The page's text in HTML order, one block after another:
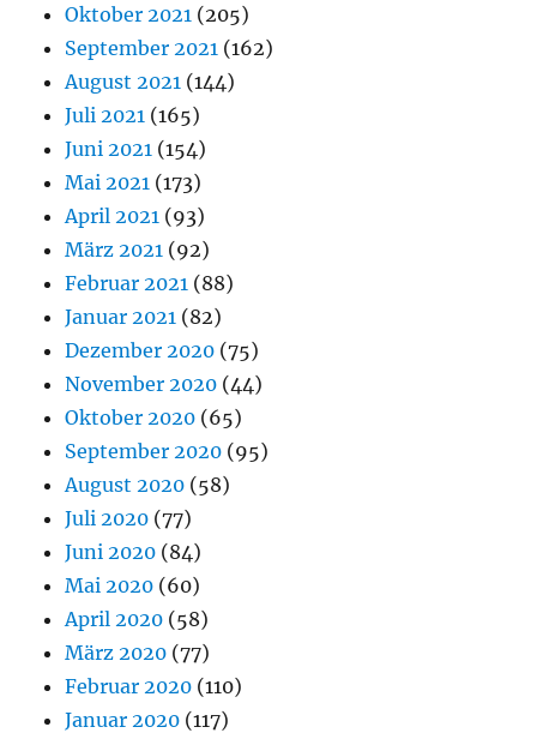
Oktober 2021 (205)
September 2021 (162)
August 2021 (144)
Juli 2021 (165)
Juni 2021 (154)
Mai 2021 (173)
April 2021 (93)
März 2021 (92)
Februar 2021 (88)
Januar 2021 (82)
Dezember 2020 (75)
November 2020 (44)
Oktober 2020 (65)
September 2020 (95)
August 2020 (58)
Juli 2020 (77)
Juni 2020 (84)
Mai 2020 (60)
April 2020 (58)
März 2020 (77)
Februar 2020 (110)
Januar 2020 (117)